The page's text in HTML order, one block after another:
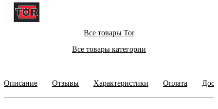
Все товары Tor
Все товары категории
Описание Отзывы Характеристики Оплата